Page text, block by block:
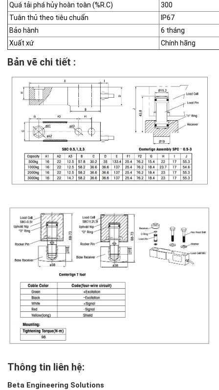
Quá tải phá hủy hoàn toàn (%R.C)
300
Tuân thủ theo tiêu chuẩn
IP67
Bảo hành
6 tháng
Xuất xứ
Chính hãng
Bản vẽ chi tiết :
Thông tin liên hệ:
Beta Engineering Solutions